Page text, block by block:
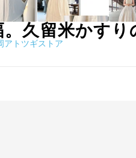
久留米かす
アトツギストア